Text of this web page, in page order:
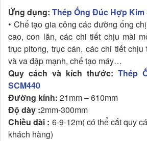
Ứng dụng: Thép Ống Đúc Hợp Kim
• Chế tạo gia công các đường ống
cao, con lăn, các chi tiết chịu mài
trục pitong, trục cán, các chi tiết
và va đập mạnh, chế tạo máy…
Quy cách và kích thước: Thép
SCM440
Đường kính: 21mm – 610mm
Độ dày :2mm-300mm
Chiều dài : 6-9-12m( có thể cắt quy
khách hàng)